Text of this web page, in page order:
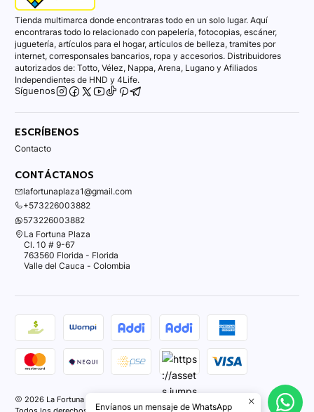
Tienda multimarca donde encontraras todo en un solo lugar. Aquí
encontraras todo lo relacionado con papelería, fotocopias, escáner,
juguetería, artículos para el hogar, artículos de belleza, tramites por
internet, corresponsales bancarios, ropa y accesorios. Distribuidores
autorizados de: Totto, Vélez, Nappa, Arena, Lugano y Afiliados
Independientes de HND y 4Life.
Síguenos
ESCRÍBENOS
Contacto
CONTÁCTANOS
lafortunaplaza1@gmail.com
+573226003882
573226003882
La Fortuna Plaza
Cl. 10 # 9-67
763560 Florida - Florida
Valle del Cauca - Colombia
2026 La Fortuna Plaza.
Envíanos un mensaje de WhatsApp